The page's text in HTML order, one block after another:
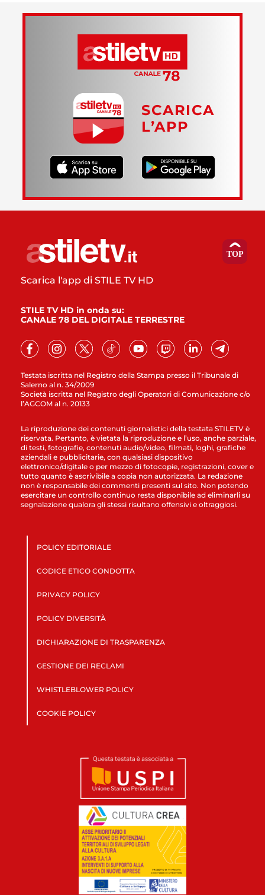
SCARICA
L’APP
Testata iscritta nel Registro della Stampa presso il Tribunale di
Salerno al n. 34/2009
Società iscritta nel Registro degli Operatori di Comunicazione c/o
l’AGCOM al n. 20133
Scarica l'app di STILE TV HD
STILE TV HD in onda su:
CANALE 78 DEL DIGITALE TERRESTRE
La riproduzione dei contenuti giornalistici della testata STILETV è
riservata. Pertanto, è vietata la riproduzione e l’uso, anche parziale,
di testi, fotografie, contenuti audio/video, filmati, loghi, grafiche
aziendali e pubblicitarie, con qualsiasi dispositivo
elettronico/digitale o per mezzo di fotocopie, registrazioni, cover e
tutto quanto è ascrivibile a copia non autorizzata. La redazione
non è responsabile dei commenti presenti sul sito. Non potendo
esercitare un controllo continuo resta disponibile ad eliminarli su
segnalazione qualora gli stessi risultano offensivi e oltraggiosi.
POLICY EDITORIALE
CODICE ETICO CONDOTTA
PRIVACY POLICY
POLICY DIVERSITÀ
DICHIARAZIONE DI TRASPARENZA
GESTIONE DEI RECLAMI
WHISTLEBLOWER POLICY
COOKIE POLICY